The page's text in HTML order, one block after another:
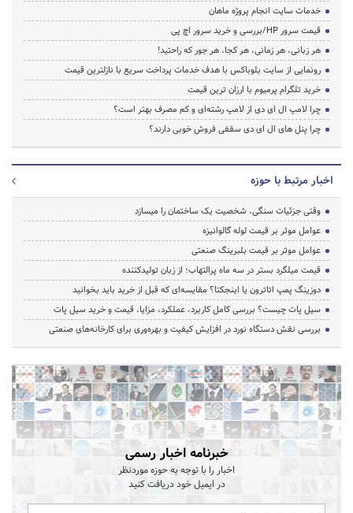
خدمات سایت انجام پروژه ماهان
قیمت سرور HP/بررسی و خرید سرور اچ پی
هر زبانی، هر زمانی، هر کجا، هر جور که راحتید!
رونمایی از سایت بلوباکس با هدف خدمات پرداخت سریع با نازلترین قیمت
خرید تلگرام پرمیوم با ارزان ترین قیمت
چرا لامپ ال ای دی از لامپ رشته‌ای و کم مصرف بهتر است؟
چرا پنل های ال ای دی سقفی فروش خوبی دارند؟
اخبار مرتبط با حوزه
وقتی جزئیات سنگی، شخصیت یک ساختمان را میسازد
عوامل موثر بر قیمت لوله گالوانیزه
عوامل موثر بر قیمت بلبرینگ صنعتی
قیمت میلگرد بستر در سه ماه پرالتهاب؛ از زبان تولیدکننده
دوزینگ پمپ اتاترون یا اینجکتا؟ مقایسه‌ای که قبل از خرید باید بخوانید
سیل پات چیست؟ بررسی کامل کاربرد، عملکرد، مزایا، قیمت و خرید سیل پات
بررسی نقش دستگاه نورد در افزایش کیفیت و بهره‌وری برای کارخانه‌های صنعتی
خبرنامه اخبار رسمی
اخبار را با توجه به حوزه موردنظر
در ایمیل خود دریافت کنید